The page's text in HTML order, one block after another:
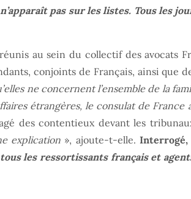
pas sur les listes. Tous les
au sein du collectif des avocats
conjoints de Français, ainsi que
ne concernent l’ensemble de la
étrangères, le consulat de France
des contentieux devant les
explication», ajoute-t-elle.
les ressortissants français et